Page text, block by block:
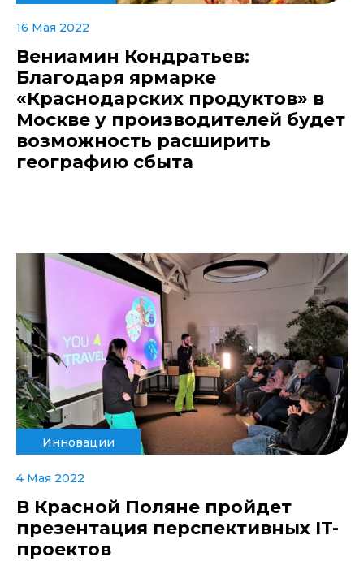
16 Мая 2022
Вениамин Кондратьев:
Благодаря ярмарке
«Краснодарских продуктов» в
Москве у производителей будет
возможность расширить
географию сбыта
Инновации
4 Мая 2022
В Красной Поляне пройдет
презентация перспективных IT-
проектов